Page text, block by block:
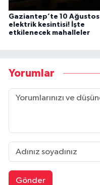
Gaziantep’te 10 Ağustos
elektrik kesintisi! İşte
etkilenecek mahalleler
Yorumlar
Gönder